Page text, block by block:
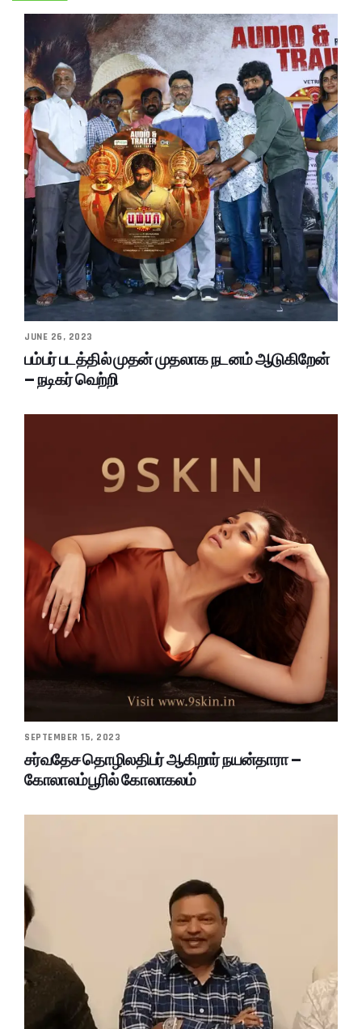
JUNE 26, 2023
பம்பர் படத்தில் முதன் முதலாக நடனம் ஆடுகிறேன்
– நடிகர் வெற்றி
SEPTEMBER 15, 2023
சர்வதேச தொழிலதிபர் ஆகிறார் நயன்தாரா –
கோலாலம்பூரில் கோலாகலம்